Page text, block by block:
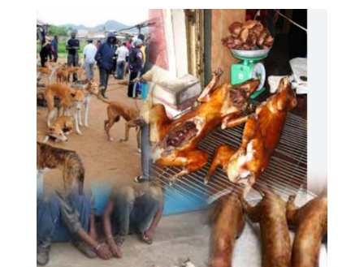
ART & CULTURE & TRADITION
ASSAINISSEMENT
BREAKING-NEWS
CAMEROUN
PLUS